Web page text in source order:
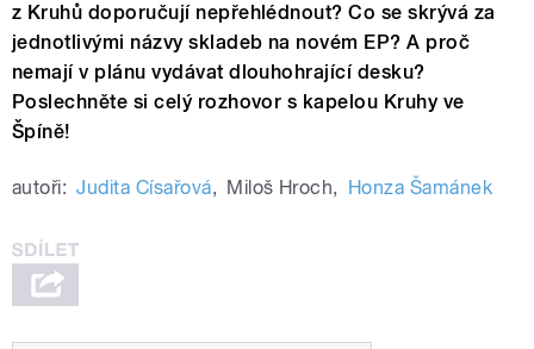
z Kruhů doporučují nepřehlédnout? Co se skrývá za
jednotlivými názvy skladeb na novém EP? A proč
nemají v plánu vydávat dlouhohrající desku?
Poslechněte si celý rozhovor s kapelou Kruhy ve
Špíně!
autoři: Judita Císařová, Miloš Hroch, Honza Šamánek